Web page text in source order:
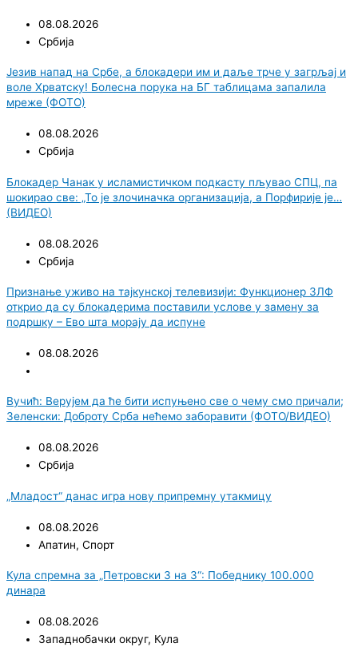
08.08.2026
Србија
Језив напад на Србе, а блокадери им и даље трче у загрљај и
воле Хрватску! Болесна порука на БГ таблицама запалила
мреже (ФОТО)
08.08.2026
Србија
Блокадер Чанак у исламистичком подкасту пљувао СПЦ, па
шокирао све: „То је злочиначка организација, а Порфирије је…
(ВИДЕО)
08.08.2026
Србија
Признање уживо на тајкунској телевизији: Функционер ЗЛФ
открио да су блокадерима поставили услове у замену за
подршку – Ево шта морају да испуне
08.08.2026
Вучић: Верујем да ће бити испуњено све о чему смо причали;
Зеленски: Доброту Срба нећемо заборавити (ФОТО/ВИДЕО)
08.08.2026
Србија
„Младост“ данас игра нову припремну утакмицу
08.08.2026
Апатин, Спорт
Кула спремна за „Петровски 3 на 3“: Победнику 100.000
динара
08.08.2026
Западнобачки округ, Кула